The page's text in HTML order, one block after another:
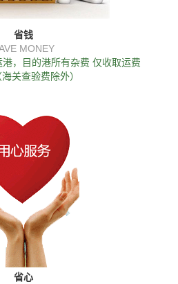
省钱
MONEY
，目的港所有杂费 仅收取运费
关查验费除外）
省心